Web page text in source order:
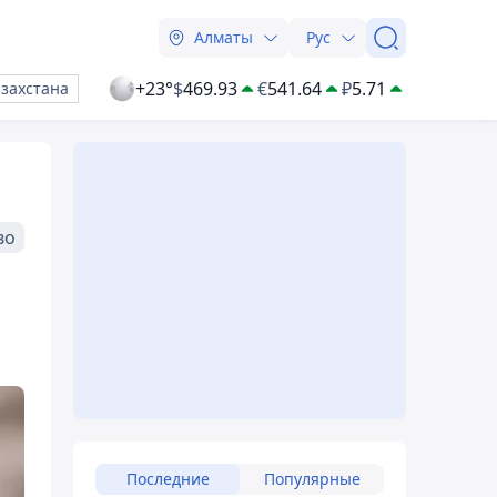
Алматы Рус
+23°$469.93 €541.64 ₽5.71
Последние Популярные